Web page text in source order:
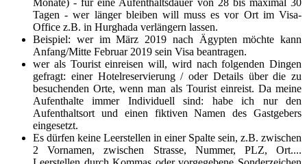
Monate) - für eine Aufenthaltsdauervon 28 bis maximal 30
Tagen - wer länger bleiben will muss es vor Ort im Visa-
Office z.B. in Hurghada verlängern lassen.
Beispiel: wer im März 2019 nach Ägypten möchte kann
Anfang/Mitte Februar 2019 sein Visa beantragen.
wer als Tourist einreisen will, wird nach folgenden Dingen
gefragt: einer Hotelreservierung / oder Details über die zu
besuchenden Orte, wenn man als Tourist einreist. Da meine
Aufenthalte immer Individuell sind: habe ich nur den
Aufenthaltsort und einen fiktiven Namen des Gastgebers
eingesetzt.
Es dürfen keine Leerstellen in einer Spalte sein, z.B. zwischen
2 Vornamen, zwischen Strasse, Nummer, PLZ, Ort....